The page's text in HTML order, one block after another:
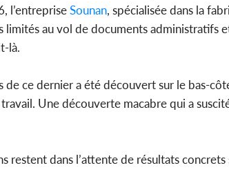
l’entrepriseSounan, spécialisée dans la
limités au vol de documents administratifs
là.
ce dernier a été découvert sur le bas-
Une découverte macabre qui a
restent dans l’attente de résultats